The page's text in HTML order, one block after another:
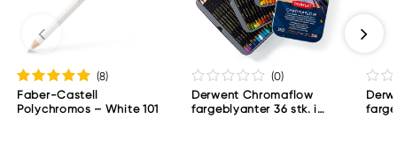
(8)
Faber-Castell
Polychromos – White 101
(0)
Derwent Chromaflow
fargeblyanter 36 stk. i